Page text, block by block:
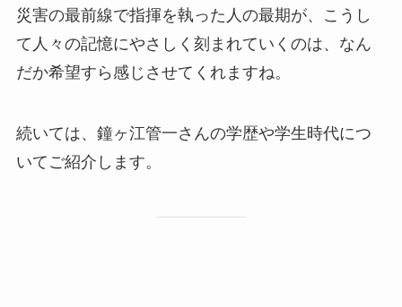
災害の最前線で指揮を執った人の最期が、こうし
て人々の記憶にやさしく刻まれていくのは、なん
だか希望すら感じさせてくれますね。
続いては、鐘ヶ江管一さんの学歴や学生時代につ
いてご紹介します。